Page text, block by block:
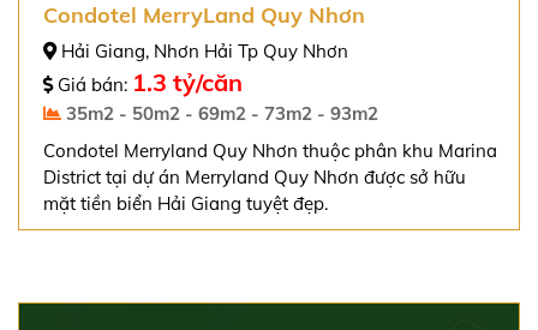
Condotel MerryLand Quy Nhơn
Hải Giang, Nhơn Hải Tp Quy Nhơn
Giá bán: 1.3 tỷ/căn
35m2 - 50m2 - 69m2 - 73m2 - 93m2
Condotel Merryland Quy Nhơn thuộc phân khu Marina
District tại dự án Merryland Quy Nhơn được sở hữu
mặt tiền biển Hải Giang tuyệt đẹp.